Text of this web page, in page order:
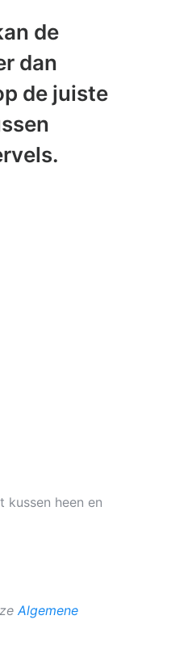
de
dan
de juiste
heen en
Algemene